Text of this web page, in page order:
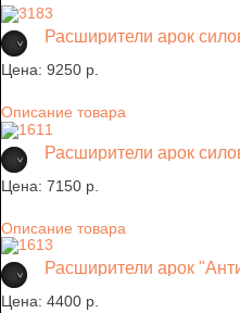
Расширители арок
Цена: 9250 p.
Описание товара
Расширители арок
Цена: 7150 p.
Описание товара
Расширители арок
Цена: 4400 p.